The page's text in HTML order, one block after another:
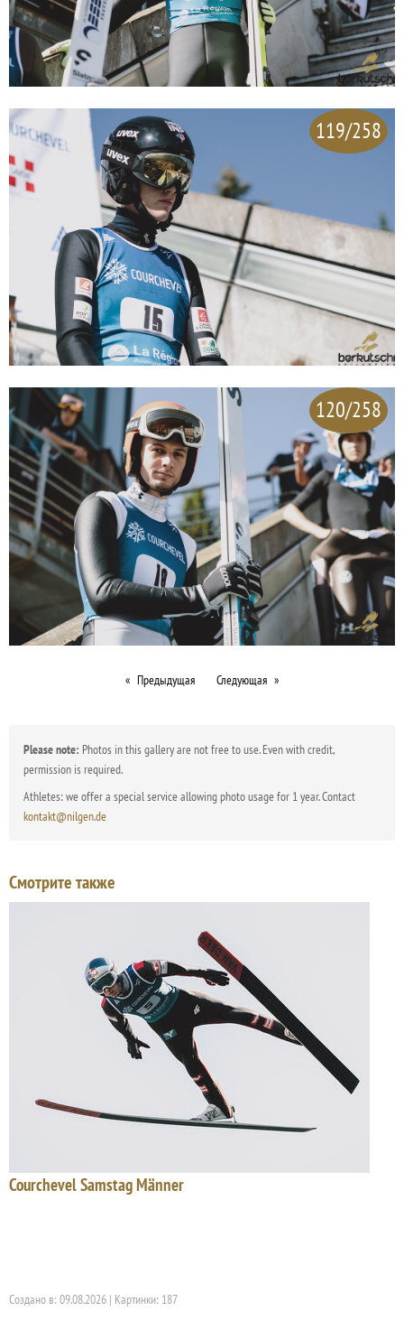
119/258
120/258
Предыдущая Следующая
Please note: Photos in this gallery are not free to use. Even with credit,
permission is required.
Athletes: we offer a special service allowing photo usage for 1 year. Contact
kontakt@nilgen.de
Смотрите также
Courchevel Samstag Männer
Создано в: 09.08.2026 | Картинки: 187